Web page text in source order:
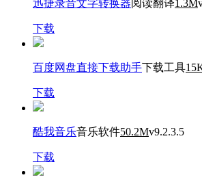
迅捷录音文字转换器 阅读翻译1.3M
下载
百度网盘直接下载助手下载工具
下载
酷我音乐音乐软件50.2Mv9.2.3.5
下载